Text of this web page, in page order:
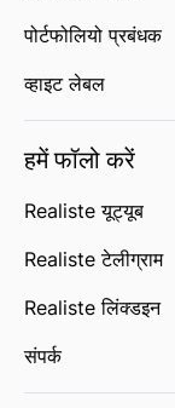
पोर्टफोलियो प्रबंधक
व्हाइट लेबल
हमें फॉलो करें
Realiste यूट्यूब
Realiste टेलीग्राम
Realiste लिंक्डइन
संपर्क